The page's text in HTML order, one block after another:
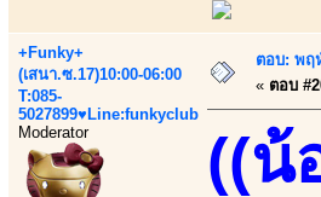
+Funky+
(เสนา.ซ.17)10:00-06:00
T:085-
5027899♥Line:funkyclub
Moderator
ตอบ: พฤ
« ตอบ
((น้